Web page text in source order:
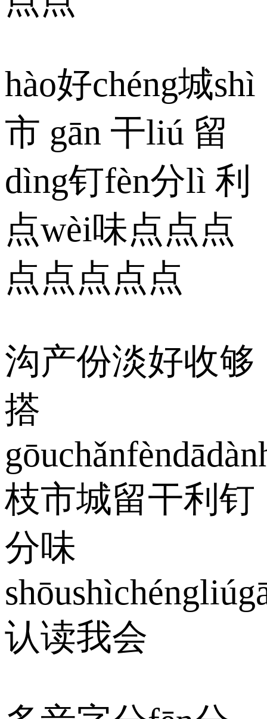
hào好chéng城shì
市 gān 干liú 留
dìng钉fèn分lì 利
点wèi味点点点
点点点点点
沟产份淡好收够
搭
枝市城留干利钉
分味
认读我会